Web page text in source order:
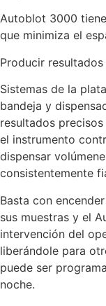
Autoblot 3000
que minimiza el
Producir
Sistemas de la
bandeja y
resultados
el instrumento
dispensar
consistentemente
Basta con
sus muestras y el
intervención del
liberándole para
puede ser
noche.